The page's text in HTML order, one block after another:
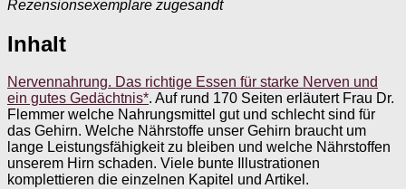
Rezensionsexemplare zugesandt
Inhalt
Nervennahrung. Das richtige Essen für starke Nerven und
ein gutes Gedächtnis*. Auf rund 170 Seiten erläutert Frau Dr.
Flemmer welche Nahrungsmittel gut und schlecht sind für
das Gehirn. Welche Nährstoffe unser Gehirn braucht um
lange Leistungsfähigkeit zu bleiben und welche Nährstoffen
unserem Hirn schaden. Viele bunte Illustrationen
komplettieren die einzelnen Kapitel und Artikel.